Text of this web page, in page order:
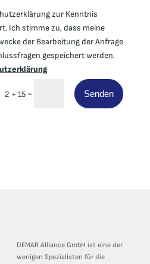
zur Kenntnis
Ich stimme zu, dass meine
der Bearbeitung der Anfrage
gespeichert werden.
2 + 15 = Senden
DEMAR Alliance GmbH ist eine der
wenigen Spezialisten für die